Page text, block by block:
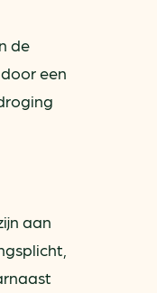
de
een
aan